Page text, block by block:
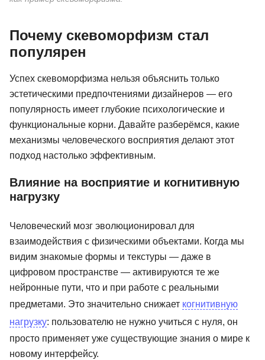
Почему скевоморфизм стал
популярен
Успех скевоморфизма нельзя объяснить только
эстетическими предпочтениями дизайнеров — его
популярность имеет глубокие психологические и
функциональные корни. Давайте разберёмся, какие
механизмы человеческого восприятия делают этот
подход настолько эффективным.
Влияние на восприятие и когнитивную
нагрузку
Человеческий мозг эволюционировал для
взаимодействия с физическими объектами. Когда мы
видим знакомые формы и текстуры — даже в
цифровом пространстве — активируются те же
нейронные пути, что и при работе с реальными
предметами. Это значительно снижает когнитивную
нагрузку: пользователю не нужно учиться с нуля, он
просто применяет уже существующие знания о мире к
новому интерфейсу.